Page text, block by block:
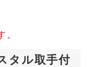
。
タル取手付